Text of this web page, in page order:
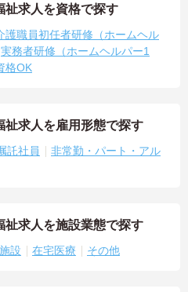
祉求人を資格で探す
護職員初任者研修（ホームヘル
実務者研修（ホームヘルパー1
格OK
祉求人を雇用形態で探す
託社員
非常勤・パート・アル
祉求人を施設業態で探す
設 在宅医療 その他